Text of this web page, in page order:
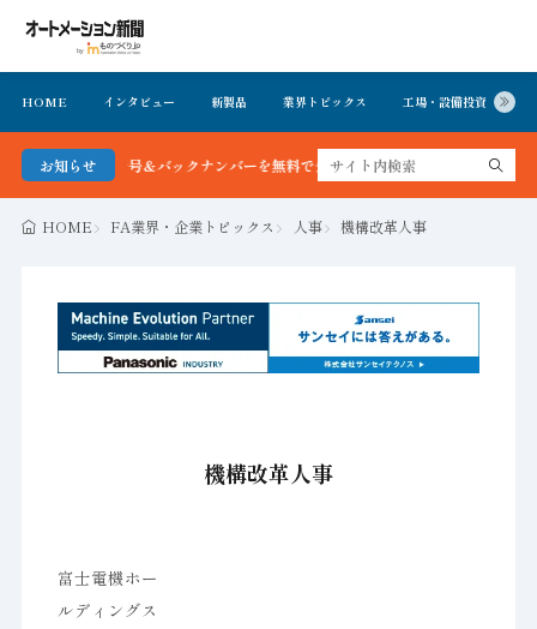
HOME インタビュー 新製品 業界トピックス 工場・設備投資
お知らせ
最新号＆バックナンバーを無料で公開中 詳細はこちら
HOME FA業界・企業トピックス 人事 機構改革人事
機構改革人事
富士電機ホー
ルディングス